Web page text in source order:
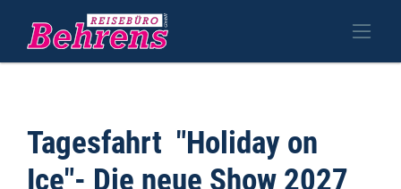
Tagesfahrt "Holiday on
Ice"- Die neue Show 2027